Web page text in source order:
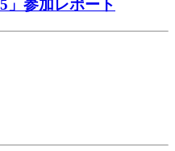
」参加レポート